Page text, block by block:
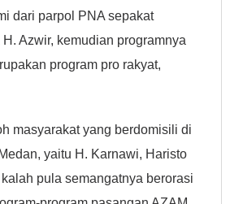
dari parpol PNA sepakat
Azwir, kemudian programnya
program pro rakyat,
masyarakat yang berdomisili di
yaitu H. Karnawi, Haristo
pula semangatnya berorasi